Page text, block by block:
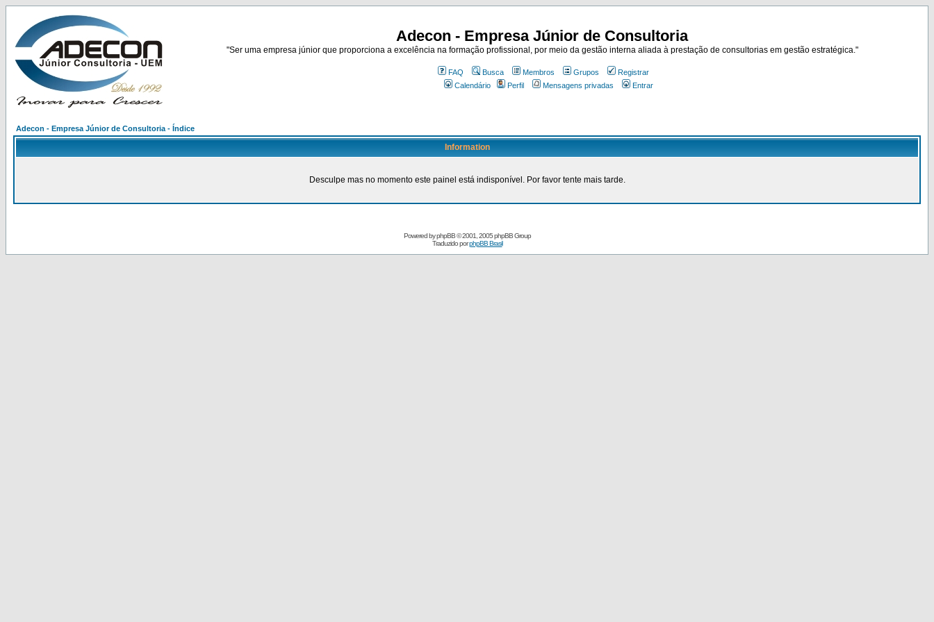
Adecon - Empresa Júnior de Consultoria
"Ser uma empresa júnior que proporciona a excelência na formação profissional, por meio da gestão interna aliada à prestação de consultorias em gestão estratégica."
FAQ Busca Membros Grupos
Registrar
Calendário
Perfil Mensagens privadas Entrar
Adecon - Empresa Júnior de Consultoria - Índice
Information
Desculpe mas no momento este painel está indisponível. Por favor tente mais tarde.
Powered byphpBB© 2001, 2005 phpBB Group
Traduzido porphpBB Brasil